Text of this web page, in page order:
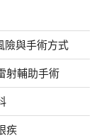
險與手術方式
射輔助手術
疾